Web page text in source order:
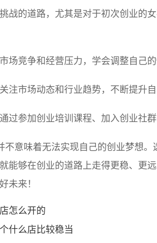
战的道路，尤其是对于初次创业的
场竞争和经营压力，学会调整自己的
注市场动态和行业趋势，不断提升自
过参加创业培训课程、加入创业社
不意味着无法实现自己的创业梦想
能够在创业的道路上走得更稳、更
未来！
怎么开的
什么店比较稳当